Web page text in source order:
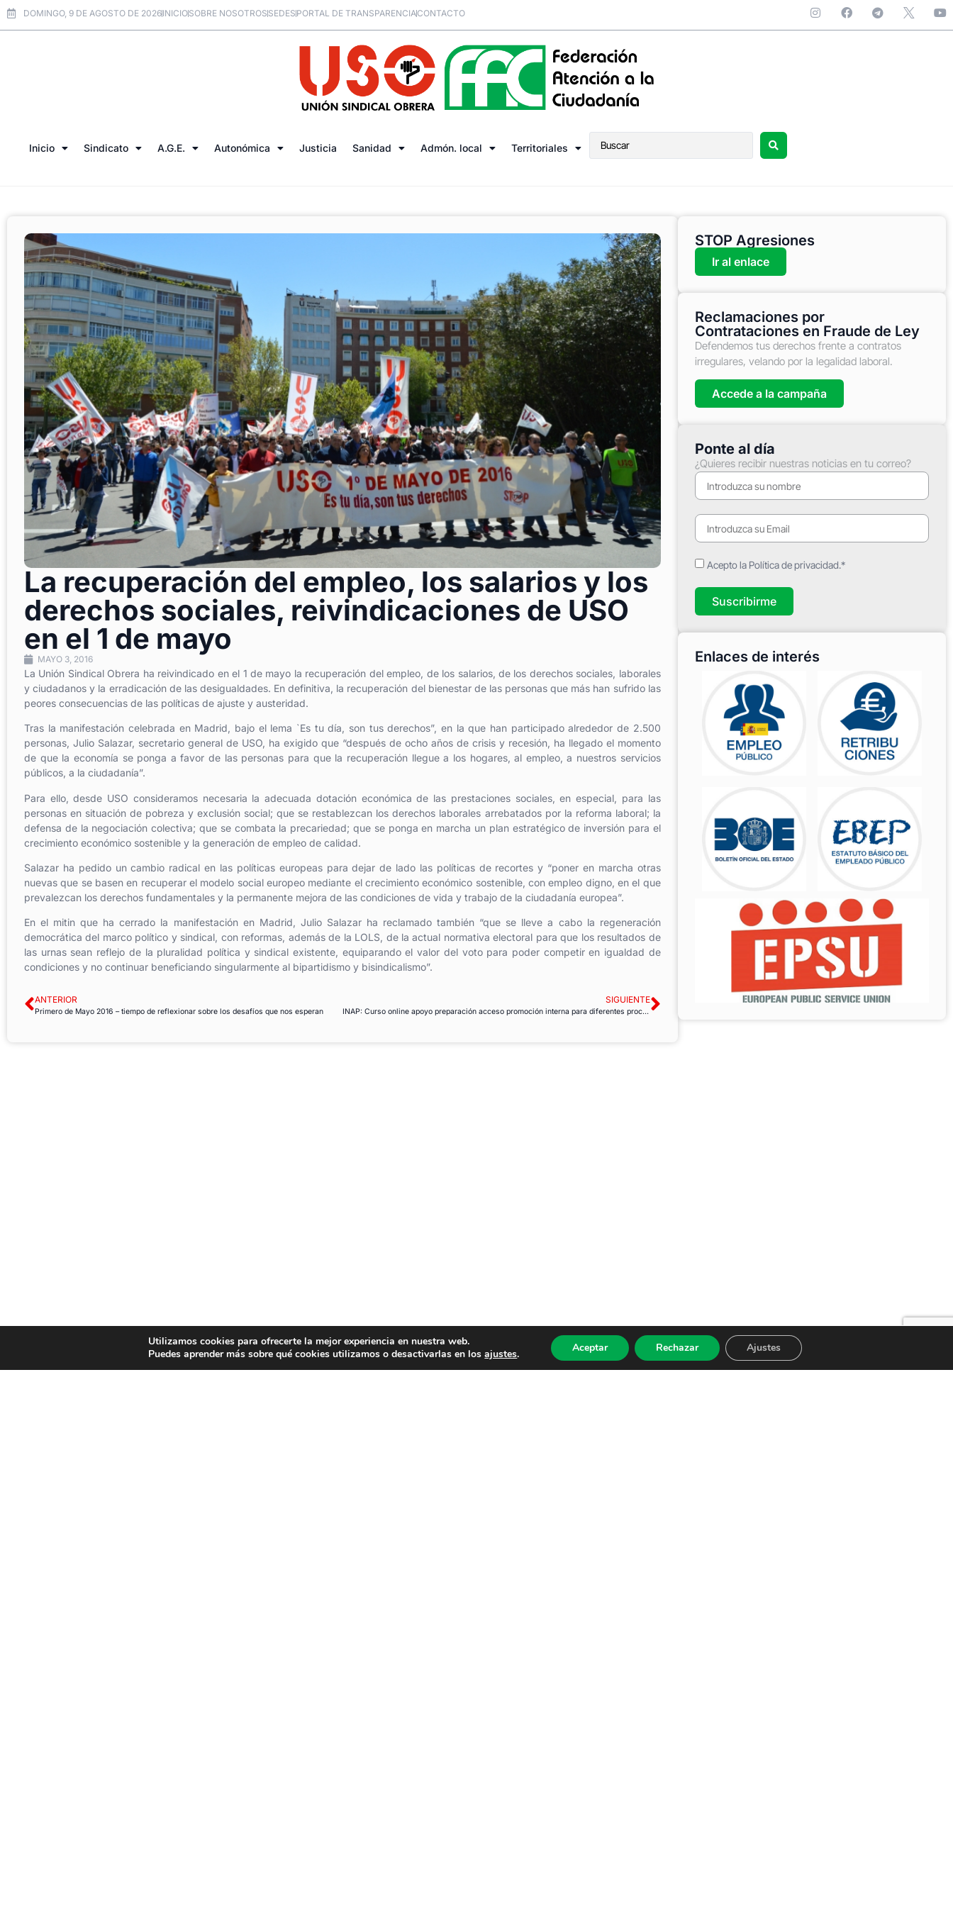
DOMINGO, 9 DE AGOSTO DE 2026INICIOSOBRE NOSOTROSSEDESPORTAL DE TRANSPARENCIACONTACTO
Inicio Sindicato A.G.E. Autonómica Justicia Sanidad Admón. local Territoriales
La recuperación del empleo, los salarios y los
derechos sociales, reivindicaciones de USO
en el 1 de mayo
MAYO 3, 2016
La Unión Sindical Obrera ha reivindicado en el 1 de mayo la recuperación del empleo, de los salarios, de los derechos sociales, laborales
y ciudadanos y la erradicación de las desigualdades. En definitiva, la recuperación del bienestar de las personas que más han sufrido las
peores consecuencias de las políticas de ajuste y austeridad.
Tras la manifestación celebrada en Madrid, bajo el lema `Es tu día, son tus derechos”, en la que han participado alrededor de 2.500
personas, Julio Salazar, secretario general de USO, ha exigido que “después de ocho años de crisis y recesión, ha llegado el momento
de que la economía se ponga a favor de las personas para que la recuperación llegue a los hogares, al empleo, a nuestros servicios
públicos, a la ciudadanía”.
Para ello, desde USO consideramos necesaria la adecuada dotación económica de las prestaciones sociales, en especial, para las
personas en situación de pobreza y exclusión social; que se restablezcan los derechos laborales arrebatados por la reforma laboral; la
defensa de la negociación colectiva; que se combata la precariedad; que se ponga en marcha un plan estratégico de inversión para el
crecimiento económico sostenible y la generación de empleo de calidad.
Salazar ha pedido un cambio radical en las políticas europeas para dejar de lado las políticas de recortes y “poner en marcha otras
nuevas que se basen en recuperar el modelo social europeo mediante el crecimiento económico sostenible, con empleo digno, en el que
prevalezcan los derechos fundamentales y la permanente mejora de las condiciones de vida y trabajo de la ciudadanía europea”.
En el mitin que ha cerrado la manifestación en Madrid, Julio Salazar ha reclamado también “que se lleve a cabo la regeneración
democrática del marco político y sindical, con reformas, además de la LOLS, de la actual normativa electoral para que los resultados de
las urnas sean reflejo de la pluralidad política y sindical existente, equiparando el valor del voto para poder competir en igualdad de
condiciones y no continuar beneficiando singularmente al bipartidismo y bisindicalismo”.
ANTERIOR
Primero de Mayo 2016 – tiempo de reflexionar sobre los desafíos que nos esperan
SIGUIENTE
INAP: Curso online apoyo preparación acceso promoción interna para diferentes procesos selectivos de la Administración Civil del Estado
STOP Agresiones
Ir al enlace
Reclamaciones por
Contrataciones en Fraude de Ley
Defendemos tus derechos frente a contratos
irregulares, velando por la legalidad laboral.
Accede a la campaña
Ponte al día
¿Quieres recibir nuestras noticias en tu correo?
Acepto la Política de privacidad.*
Suscribirme
Enlaces de interés
Utilizamos cookies para ofrecerte la mejor experiencia en nuestra web.
Puedes aprender más sobre qué cookies utilizamos o desactivarlas en losajustes. Aceptar Rechazar Ajustes